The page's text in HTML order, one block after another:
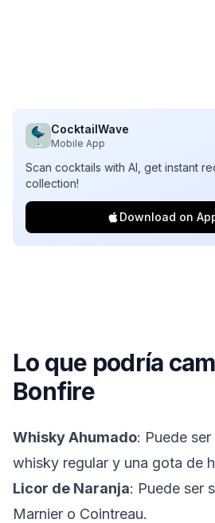
CocktailWave
Mobile App
Scan cocktails with AI, get instant
collection!
Download on
Lo que podría
Bonfire
Whisky Ahumado: Puede
whisky regular y una gota de
Licor de Naranja: Puede ser
Marnier o Cointreau.